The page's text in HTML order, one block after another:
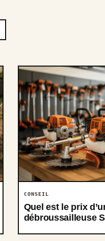
CONSEIL
Quel est le prix
débroussailleuse